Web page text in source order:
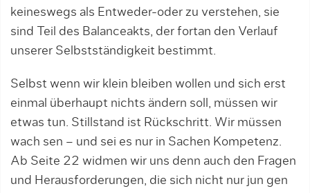
keineswegs als Entweder-oder zu verstehen, sie
sind Teil des Balanceakts, der fortan den Verlauf
unserer Selbstständigkeit bestimmt.
Selbst wenn wir klein bleiben wollen und sich erst
einmal überhaupt nichts ändern soll, müssen wir
etwas tun. Stillstand ist Rückschritt. Wir müssen
wach sen – und sei es nur in Sachen Kompetenz.
Ab Seite 22 widmen wir uns denn auch den Fragen
und Herausforderungen, die sich nicht nur jun gen